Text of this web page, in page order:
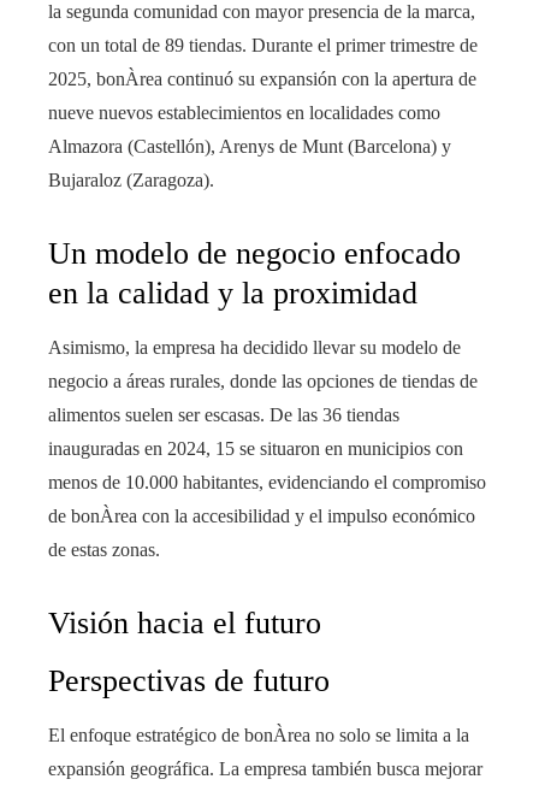
la segunda comunidad con mayor presencia de la marca,
con un total de 89 tiendas. Durante el primer trimestre de
2025, bonÀrea continuó su expansión con la apertura de
nueve nuevos establecimientos en localidades como
Almazora (Castellón), Arenys de Munt (Barcelona) y
Bujaraloz (Zaragoza).
Un modelo de negocio enfocado
en la calidad y la proximidad
Asimismo, la empresa ha decidido llevar su modelo de
negocio a áreas rurales, donde las opciones de tiendas de
alimentos suelen ser escasas. De las 36 tiendas
inauguradas en 2024, 15 se situaron en municipios con
menos de 10.000 habitantes, evidenciando el compromiso
de bonÀrea con la accesibilidad y el impulso económico
de estas zonas.
Visión hacia el futuro
Perspectivas de futuro
El enfoque estratégico de bonÀrea no solo se limita a la
expansión geográfica. La empresa también busca mejorar